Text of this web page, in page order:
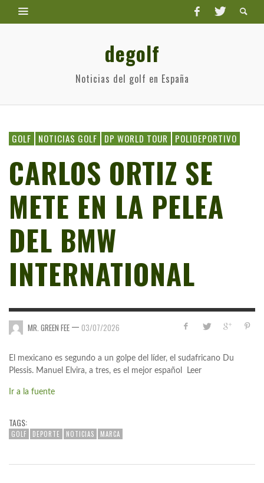
degolf
Noticias del golf en España
GOLF NOTICIAS GOLF DP WORLD TOUR POLIDEPORTIVO
CARLOS ORTIZ SE
METE EN LA PELEA
DEL BMW
INTERNATIONAL
MR. GREEN FEE — 03/07/2026
El mexicano es segundo a un golpe del líder, el sudafricano Du
Plessis. Manuel Elvira, a tres, es el mejor español Leer
Ir a la fuente
TAGS:
GOLF DEPORTE NOTICIAS MARCA